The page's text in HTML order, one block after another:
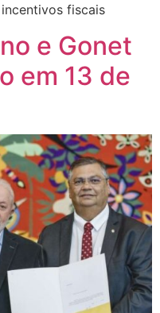
fiscais
e Gonet
em 13 de